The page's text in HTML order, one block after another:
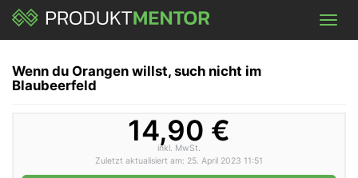
Skip
main
Wenn du Orangen willst, such nicht im
Blaubeerfeld
14,90 €
inkl. MwSt.
Zuletzt aktualisiert am: 25. April 2023 11:51